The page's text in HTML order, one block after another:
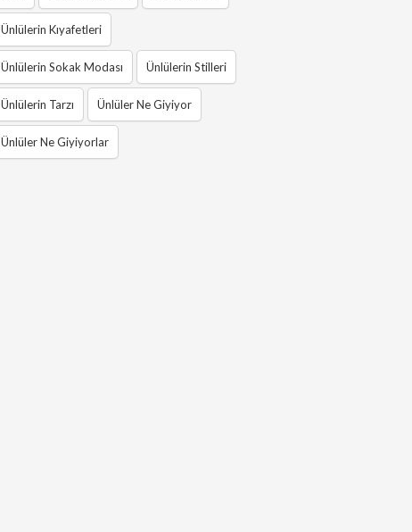
Ünlülerin Kıyafetleri
Ünlülerin Sokak Modası Ünlülerin Stilleri
Ünlülerin Tarzı Ünlüler Ne Giyiyor
Ünlüler Ne Giyiyorlar